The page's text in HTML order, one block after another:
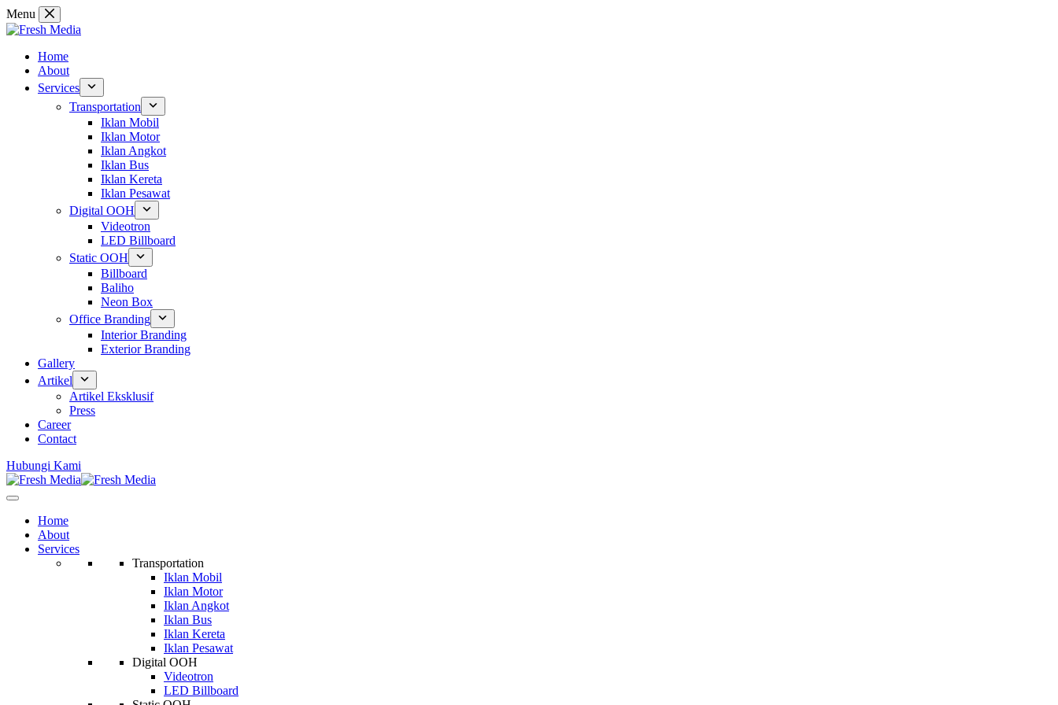
Skip
to
Menu
Home
About
Services
Transportation
Iklan Mobil
Iklan Motor
Iklan Angkot
Iklan Bus
Iklan Kereta
Iklan Pesawat
Digital OOH
Videotron
LED Billboard
Static OOH
Billboard
Baliho
Neon Box
Office Branding
Interior Branding
Exterior Branding
Gallery
Artikel
Artikel Eksklusif
Press
Career
Contact
Hubungi Kami
Home
About
Services
Transportation
Iklan Mobil
Iklan Motor
Iklan Angkot
Iklan Bus
Iklan Kereta
Iklan Pesawat
Digital OOH
Videotron
LED Billboard